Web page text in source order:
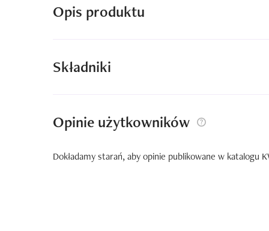
Opis produktu
Składniki
Opinie użytkowników
Dokładamy starań, aby opinie publikowane w katalogu